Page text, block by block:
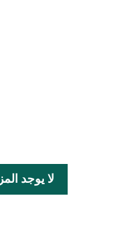
لا يوجد